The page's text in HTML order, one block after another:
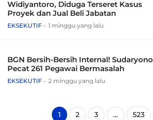
Widiyantoro, Diduga Terseret Kasus
Proyek dan Jual Beli Jabatan
EKSEKUTIF 1 minggu yang lalu
BGN Bersih-Bersih Internal! Sudaryono
Pecat 261 Pegawai Bermasalah
EKSEKUTIF 2 minggu yang lalu
1 2 3 … 523